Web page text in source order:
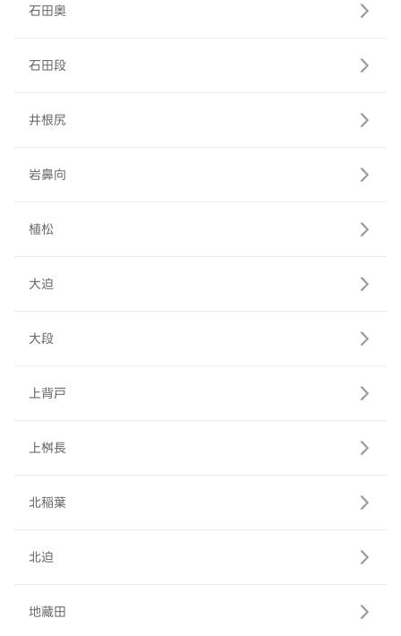
石田奥
石田段
井根尻
岩鼻向
植松
大迫
大段
上背戸
上桝長
北稲葉
北迫
地藏田